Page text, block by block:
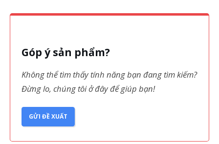
Góp ý sản phẩm?
Không thể tìm thấy tính năng bạn đang tìm kiếm?
Đừng lo, chúng tôi ở đây để giúp bạn!
GỬI ĐỀ XUẤT